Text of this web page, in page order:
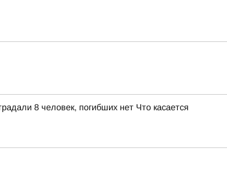
8 человек, погибших нет Что касается